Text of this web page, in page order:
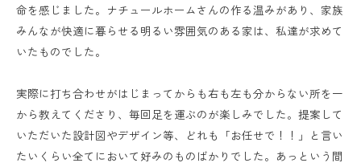
命を感じました。ナチュールホームさんの作る温みがあり、家族
みんなが快適に暮らせる明るい雰囲気のある家は、私達が求めて
いたものでした。
実際に打ち合わせがはじまってからも右も左も分からない所を一
から教えてくださり、毎回足を運ぶのが楽しみでした。提案して
いただいた設計図やデザイン等、どれも「お任せで！！」と言い
たいくらい全てにおいて好みのものばかりでした。あっという間